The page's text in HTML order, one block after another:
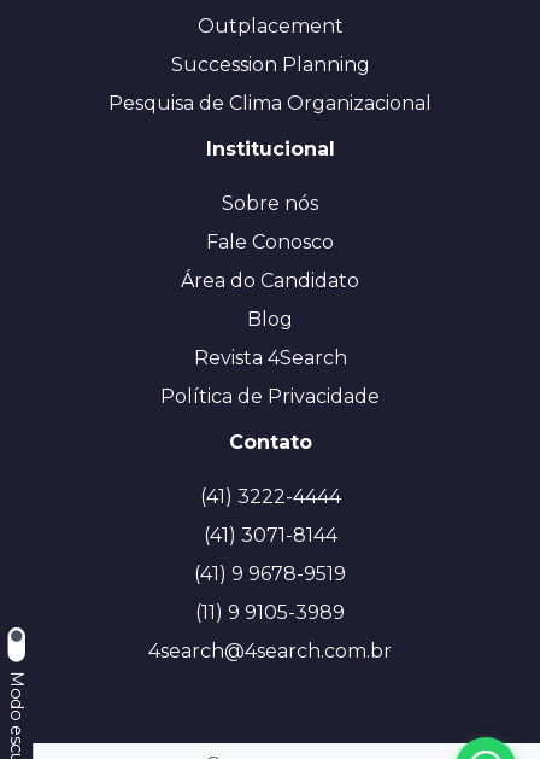
Modo escuro
Outplacement
Succession Planning
Pesquisa de Clima Organizacional
Institucional
Sobre nós
Fale Conosco
Área do Candidato
Blog
Revista 4Search
Política de Privacidade
Contato
(41) 3222-4444
(41) 3071-8144
(41) 9 9678-9519
(11) 9 9105-3989
4search@4search.com.br